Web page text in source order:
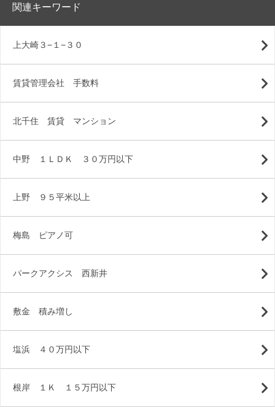
関連キーワード
上大崎３−１−３０
賃貸管理会社 手数料
北千住 賃貸 マンション
中野 １ＬＤＫ ３０万円以下
上野 ９５平米以上
梅島 ピアノ可
パークアクシス 西新井
敷金 積み増し
塩浜 ４０万円以下
根岸 １Ｋ １５万円以下